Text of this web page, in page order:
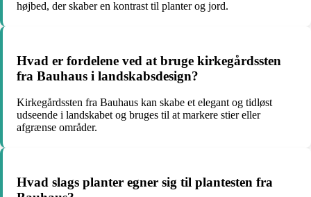
højbed, der skaber en kontrast til planter og jord.
Hvad er fordelene ved at bruge kirkegårdssten
fra Bauhaus i landskabsdesign?
Kirkegårdssten fra Bauhaus kan skabe et elegant og tidløst
udseende i landskabet og bruges til at markere stier eller
afgrænse områder.
Hvad slags planter egner sig til plantesten fra